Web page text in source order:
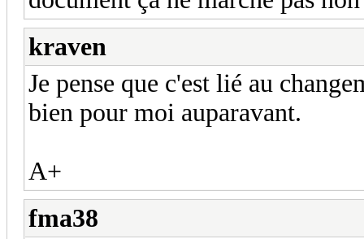
kraven
Je pense que c'est lié au
bien pour moi auparavant.
A+
fma38